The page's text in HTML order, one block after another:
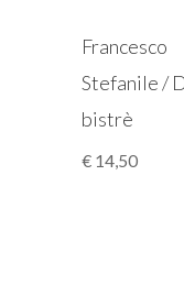
Francesco
Stefanile /
bistrè
€ 14,50